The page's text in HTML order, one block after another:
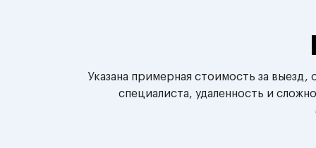
Указана примерная стоимость за
специалиста, удаленность и